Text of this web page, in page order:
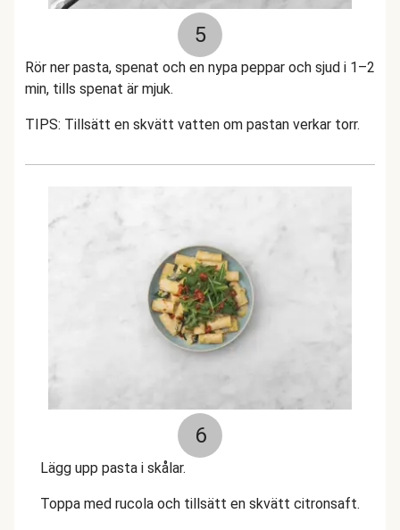
5
Rör ner pasta, spenat och en nypa peppar och sjud i 1–2
min, tills spenat är mjuk.
TIPS: Tillsätt en skvätt vatten om pastan verkar torr.
6
Lägg upp pasta i skålar.
Toppa med rucola och tillsätt en skvätt citronsaft.